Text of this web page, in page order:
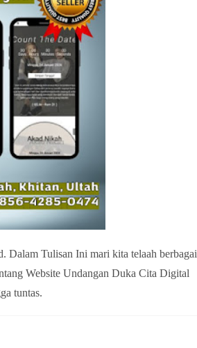
Dalam Tulisan Ini mari kita telaah berbagai
Website Undangan Duka Cita Digital
tuntas.